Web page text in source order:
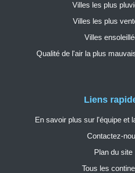
Liens
En savoir plus sur l'équipe et
Contactez-
Plan du site
Tous les
Villes les plus
Villes les plus
Villes
Qualité de l'air la plus